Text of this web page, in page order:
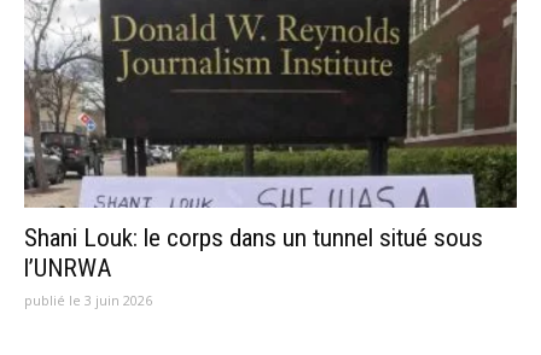
Shani Louk: le corps dans un tunnel situé sous
l’UNRWA
publié le 3 juin 2026